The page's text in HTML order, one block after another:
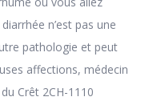
n’est pas une
pathologie et peut
affections, médecin
Crêt 2CH-1110